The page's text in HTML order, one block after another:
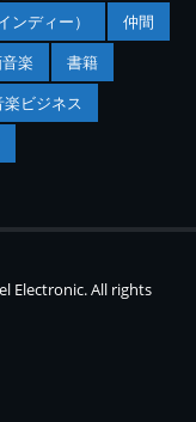
ンディー）
仲間
楽
書籍
楽ビジネス
Electronic. All rights